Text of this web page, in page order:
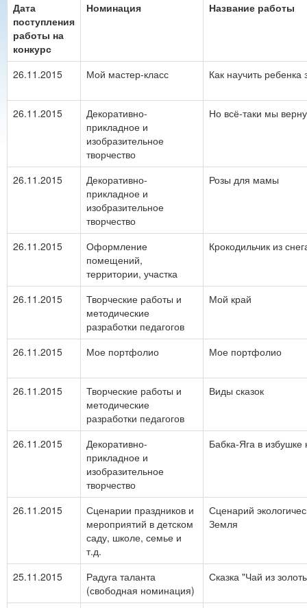
Дата
поступления
работы на
конкурс
Номинация Название работы
26.11.2015 Мой мастер-класс Как научить ребенка
26.11.2015
Декоративно-
прикладное и
изобразительное
творчество
Но всё-таки мы
26.11.2015
Декоративно-
прикладное и
изобразительное
творчество
Розы для мамы
26.11.2015
Оформление
помещений,
территории, участка
Крокодильчик из
26.11.2015
Творческие работы и
методические
разработки педагогов
Мой край
26.11.2015 Мое портфолио Мое портфолио
26.11.2015
Творческие работы и
методические
разработки педагогов
Виды сказок
26.11.2015
Декоративно-
прикладное и
изобразительное
творчество
Бабка-Яга в избушке
26.11.2015
Сценарии праздников и
мероприятий в детском
саду, школе, семье и
т.д.
Сценарий
Земля
25.11.2015
Радуга таланта
(свободная номинация)
Сказка "Чай из